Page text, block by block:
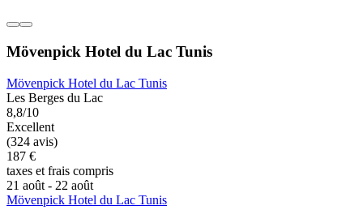
Mövenpick Hotel du Lac Tunis
Mövenpick Hotel du Lac Tunis
Les Berges du Lac
8,8/10
Excellent
(324 avis)
187 €
taxes et frais compris
21 août - 22 août
Mövenpick Hotel du Lac Tunis